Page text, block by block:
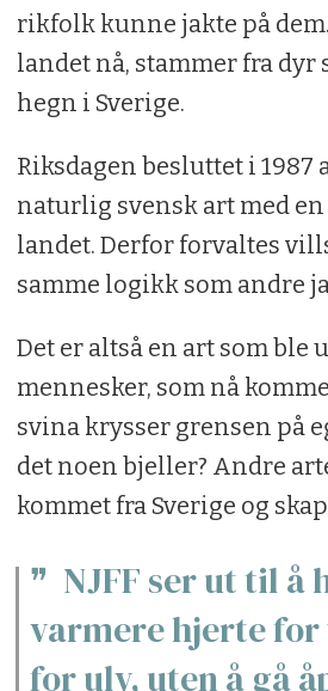
rikfolk kunne jakte på
landet nå, stammer fra dyr
hegn i Sverige.
Riksdagen besluttet i 1987
naturlig svensk art med
landet. Derfor forvaltes
samme logikk som andre
Det er altså en art som ble
mennesker, som nå
svina krysser grensen på
det noen bjeller? Andre
kommet fra Sverige og
NJFF ser ut til å
varmere hjerte
for ulv, uten å gå